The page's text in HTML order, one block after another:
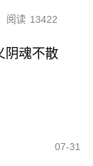
阅读 13422
阴魂不散
07-31